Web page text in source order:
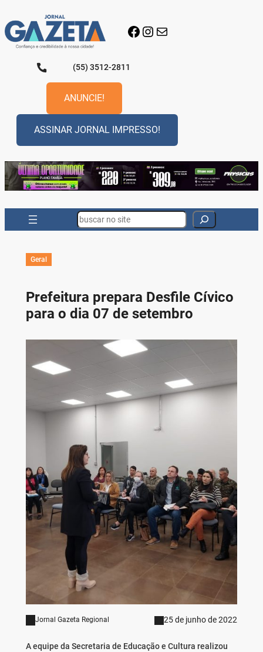
para
o
conteúdo
Facebook
Instagram
E-mail
(55) 3512-2811
ANUNCIE!
ASSINAR JORNAL IMPRESSO!
Search
Geral
Prefeitura prepara Desfile Cívico
para o dia 07 de setembro
Jornal Gazeta Regional 25 de junho de 2022
A equipe da Secretaria de Educação e Cultura realizou